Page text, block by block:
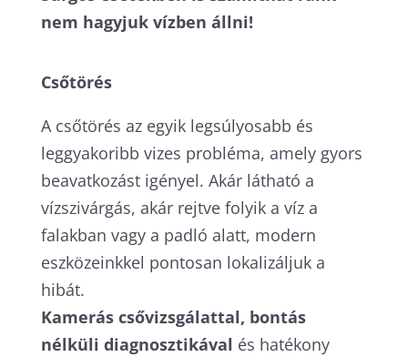
nem hagyjuk vízben állni!
Csőtörés
A csőtörés az egyik legsúlyosabb és
leggyakoribb vizes probléma, amely gyors
beavatkozást igényel. Akár látható a
vízszivárgás, akár rejtve folyik a víz a
falakban vagy a padló alatt, modern
eszközeinkkel pontosan lokalizáljuk a
hibát.
Kamerás csővizsgálattal, bontás
nélküli diagnosztikával és hatékony